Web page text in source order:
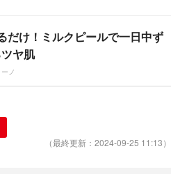
だけ！ミルクピールで一日中ず
ヤ肌
ノ
（最終更新：2024-09-25 11:13）